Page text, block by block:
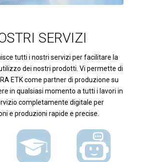
SERVIZI
tutti i nostri servizi per facilitare la
dei nostri prodotti. Vi permette di
ETK come partner di produzione su
in qualsiasi momento a tutti i lavori in
completamente digitale per
e produzioni rapide e precise.